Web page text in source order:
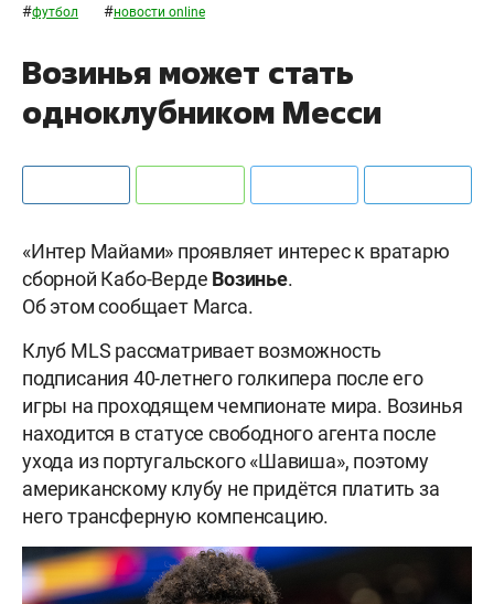
#футбол #новости online
Возинья может стать
одноклубником Месси
«Интер Майами» проявляет интерес к вратарю
сборной Кабо-Верде Возинье.
Об этом сообщает Marca.
Клуб MLS рассматривает возможность
подписания 40-летнего голкипера после его
игры на проходящем чемпионате мира. Возинья
находится в статусе свободного агента после
ухода из португальского «Шавиша», поэтому
американскому клубу не придётся платить за
него трансферную компенсацию.